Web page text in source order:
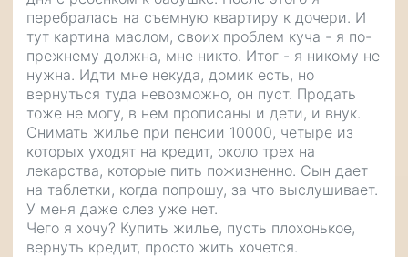
перебралась на съемную квартиру к дочери. И
тут картина маслом, своих проблем куча - я по-
прежнему должна, мне никто. Итог - я никому не
нужна. Идти мне некуда, домик есть, но
вернуться туда невозможно, он пуст. Продать
тоже не могу, в нем прописаны и дети, и внук.
Снимать жилье при пенсии 10000, четыре из
которых уходят на кредит, около трех на
лекарства, которые пить пожизненно. Сын дает
на таблетки, когда попрошу, за что выслушивает.
У меня даже слез уже нет.
Чего я хочу? Купить жилье, пусть плохонькое,
вернуть кредит, просто жить хочется.